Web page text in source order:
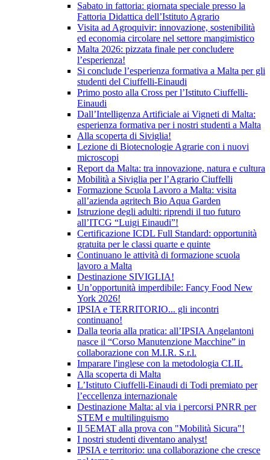
Sabato in fattoria: giornata speciale presso la
Fattoria Didattica dell’Istituto Agrario
Visita ad Agroquivir: innovazione, sostenibilità
ed economia circolare nel settore mangimistico
Malta 2026: pizzata finale per concludere
l’esperienza!
Si conclude l’esperienza formativa a Malta per gli
studenti del Ciuffelli-Einaudi
Primo posto alla Cross per l’Istituto Ciuffelli-
Einaudi
Dall’Intelligenza Artificiale ai Vigneti di Malta:
esperienza formativa per i nostri studenti a Malta
Alla scoperta di Siviglia!
Lezione di Biotecnologie Agrarie con i nuovi
microscopi
Report da Malta: tra innovazione, natura e cultura
Mobilità a Siviglia per l’Agrario Ciuffelli
Formazione Scuola Lavoro a Malta: visita
all’azienda agritech Bio Aqua Garden
Istruzione degli adulti: riprendi il tuo futuro
all’ITCG “Luigi Einaudi”!
Certificazione ICDL Full Standard: opportunità
gratuita per le classi quarte e quinte
Continuano le attività di formazione scuola
lavoro a Malta
Destinazione SIVIGLIA!
Un’opportunità imperdibile: Fancy Food New
York 2026!
IPSIA e TERRITORIO... gli incontri
continuano!
Dalla teoria alla pratica: all’IPSIA Angelantoni
nasce il “Corso Manutenzione Macchine” in
collaborazione con M.I.R. S.r.l.
Imparare l'inglese con la metodologia CLIL
Alla scoperta di Malta
L’Istituto Ciuffelli-Einaudi di Todi premiato per
l’eccellenza internazionale
Destinazione Malta: al via i percorsi PNRR per
STEM e multilinguismo
Il 5EMAT alla prova con "Mobilità Sicura"!
I nostri studenti diventano analyst!
IPSIA e territorio: una collaborazione che cresce